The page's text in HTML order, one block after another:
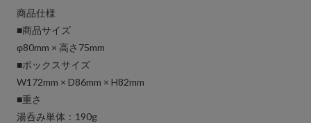
商品仕様
■商品サイズ
φ80mm × 高さ75mm
■ボックスサイズ
W172mm × D86mm × H82mm
■重さ
湯呑み単体：190g